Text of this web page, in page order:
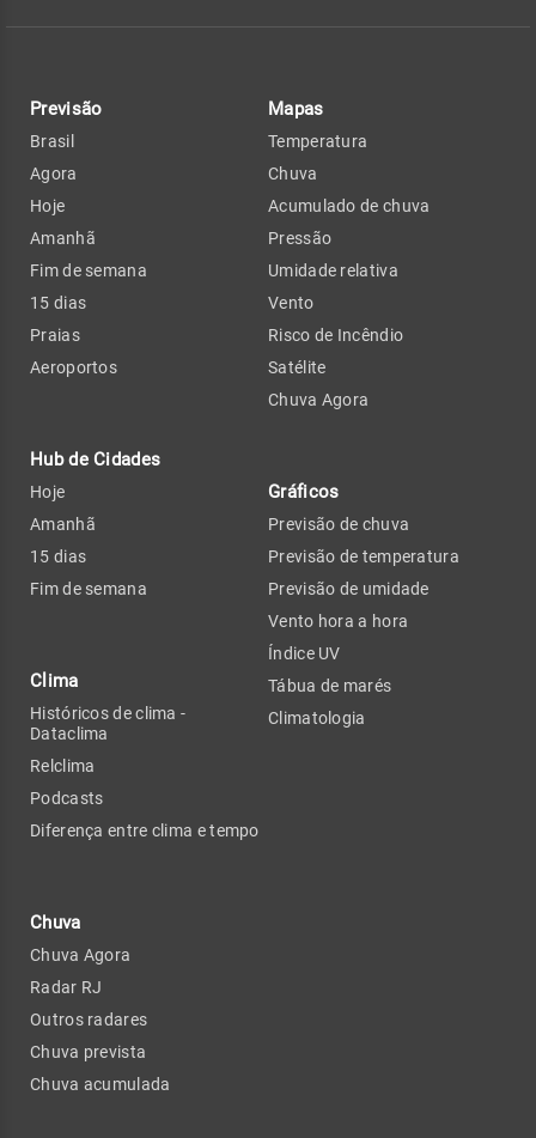
Previsão
Brasil
Agora
Hoje
Amanhã
Fim de semana
15 dias
Praias
Aeroportos
Hub de Cidades
Hoje
Amanhã
15 dias
Fim de semana
Clima
Históricos de clima -
Dataclima
Relclima
Podcasts
Diferença entre clima e tempo
Chuva
Chuva Agora
Radar RJ
Outros radares
Chuva prevista
Chuva acumulada
Mapas
Temperatura
Chuva
Acumulado de chuva
Pressão
Umidade relativa
Vento
Risco de Incêndio
Satélite
Chuva Agora
Gráficos
Previsão de chuva
Previsão de temperatura
Previsão de umidade
Vento hora a hora
Índice UV
Tábua de marés
Climatologia